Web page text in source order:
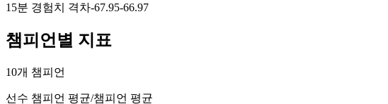
15분 경험치 격차-67.95-66.97
챔피언별 지표
10개 챔피언
선수 챔피언 평균/챔피언 평균